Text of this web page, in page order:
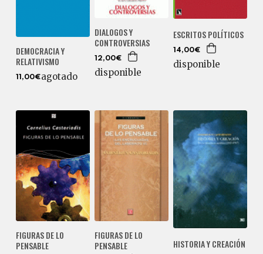
DEMOCRACIA Y
RELATIVISMO
11,00€agotado
DIALOGOS Y
CONTROVERSIAS
12,00€
disponible
ESCRITOS POLÍTICOS
14,00€
disponible
FIGURAS DE LO
PENSABLE
FIGURAS DE LO
PENSABLE
HISTORIA Y CREACIÓN